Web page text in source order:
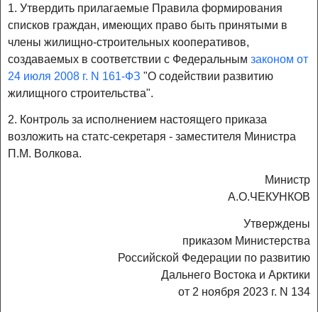
1. Утвердить прилагаемые Правила формирования
списков граждан, имеющих право быть принятыми в
члены жилищно-строительных кооперативов,
создаваемых в соответствии с Федеральным законом от
24 июля 2008 г. N 161-ФЗ "О содействии развитию
жилищного строительства".
2. Контроль за исполнением настоящего приказа
возложить на статс-секретаря - заместителя Министра
П.М. Волкова.
Министр
А.О.ЧЕКУНКОВ
Утверждены
приказом Министерства
Российской Федерации по развитию
Дальнего Востока и Арктики
от 2 ноября 2023 г. N 134